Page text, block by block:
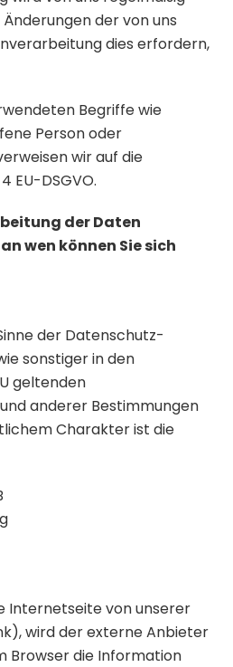
der von uns
dies erfordern,
Begriffe wie
Person oder
wir auf die
EU-DSGVO.
der Daten
wen können Sie sich
der Datenschutz-
sonstiger in den
geltenden
anderer Bestimmungen
Charakter ist die
Internetseite von unserer
wird der externe Anbieter
Browser die Information